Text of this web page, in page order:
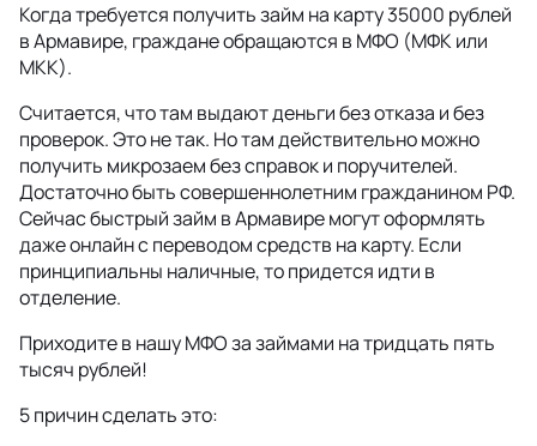
Когда требуется получить займ на карту 35000 рублей
в Армавире, граждане обращаются в МФО (МФК или
МКК).
Считается, что там выдают деньги без отказа и без
проверок. Это не так. Но там действительно можно
получить микрозаем без справок и поручителей.
Достаточно быть совершеннолетним гражданином РФ.
Сейчас быстрый займ в Армавире могут оформлять
даже онлайн с переводом средств на карту. Если
принципиальны наличные, то придется идти в
отделение.
Приходите в нашу МФО за займами на тридцать пять
тысяч рублей!
5 причин сделать это: